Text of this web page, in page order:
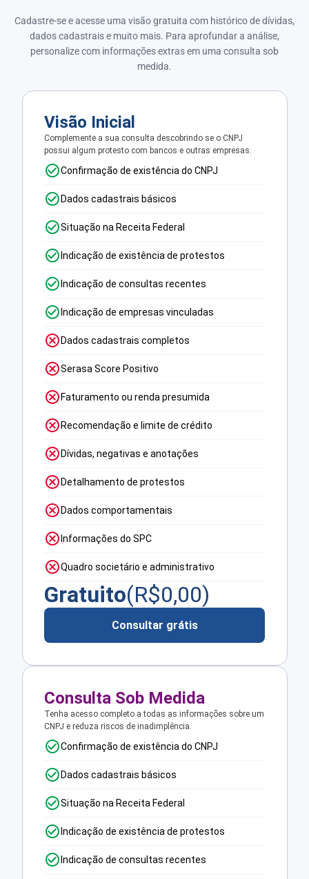
Cadastre-se e acesse uma visão gratuita com histórico de dívidas,
dados cadastrais e muito mais. Para aprofundar a análise,
personalize com informações extras em uma consulta sob
medida.
Visão Inicial
Complemente a sua consulta descobrindo se o CNPJ
possui algum protesto com bancos e outras empresas.
Confirmação de existência do CNPJ
Dados cadastrais básicos
Situação na Receita Federal
Indicação de existência de protestos
Indicação de consultas recentes
Indicação de empresas vinculadas
Dados cadastrais completos
Serasa Score Positivo
Faturamento ou renda presumida
Recomendação e limite de crédito
Dívidas, negativas e anotações
Detalhamento de protestos
Dados comportamentais
Informações do SPC
Quadro societário e administrativo
Gratuito(R$0,00)
Consultar grátis
Consulta Sob Medida
Tenha acesso completo a todas as informações sobre um
CNPJ e reduza riscos de inadimplência.
Confirmação de existência do CNPJ
Dados cadastrais básicos
Situação na Receita Federal
Indicação de existência de protestos
Indicação de consultas recentes